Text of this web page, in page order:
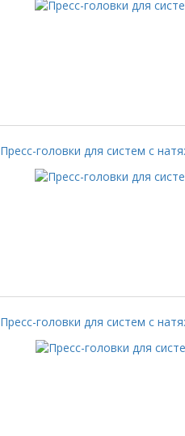
Пресс-головки для систем с
Пресс-головки для систем с